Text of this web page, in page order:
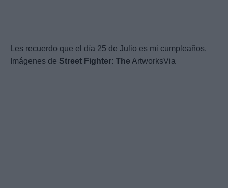
Les recuerdo que el día 25 de Julio es mi cumpleaños.
Imágenes de Street Fighter: The ArtworksVia